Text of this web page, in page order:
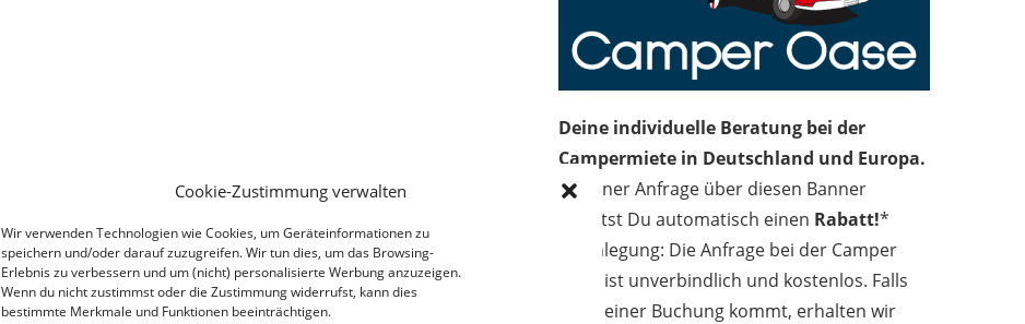
Cookie-Zustimmung verwalten
Wir verwenden Technologien wie Cookies, um Geräteinformationen zu
speichern und/oder darauf zuzugreifen. Wir tun dies, um das Browsing-
Erlebnis zu verbessern und um (nicht) personalisierte Werbung anzuzeigen.
Wenn du nicht zustimmst oder die Zustimmung widerrufst, kann dies
bestimmte Merkmale und Funktionen beeinträchtigen.
Deine individuelle Beratung bei der
Campermiete in Deutschland und Europa.
Bei einer Anfrage über diesen Banner
erhältst Du automatisch einen Rabatt!*
Offenlegung: Die Anfrage bei der Camper
Oase ist unverbindlich und kostenlos. Falls
es zu einer Buchung kommt, erhalten wir